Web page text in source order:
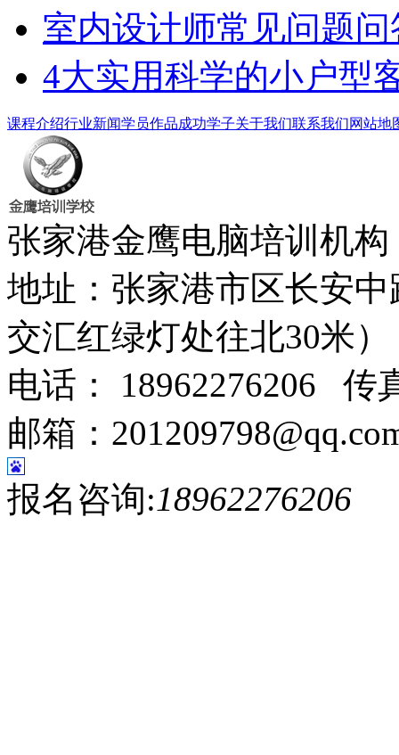
室内设计师常见问题问
4大实用科学的小户型
课程介绍行业新闻学员作品成功学子关于我们联系我们网站地
张家港金鹰电脑培训机
地址：张家港市区长安
交汇红绿灯处往北30米
电话： 18962276206 传
邮箱：
报名咨询:18962276206